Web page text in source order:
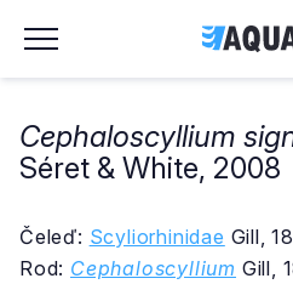
Cephaloscyllium
Séret & White, 2008
Čeleď: Scyliorhinidae Gill,
Rod: Cephaloscyllium Gill,